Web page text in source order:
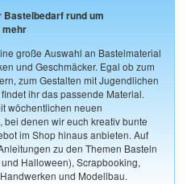
Bastelbedarf rund um
mehr
große Auswahl an Bastelmaterial
und Geschmäcker. Egal ob zum
zum Gestalten mit Jugendlichen
ihr das passende Material.
wöchentlichen neuen
denen wir euch kreativ bunte
im Shop hinaus anbieten. Auf
zu den Themen Basteln
Halloween), Scrapbooking,
und Modellbau.